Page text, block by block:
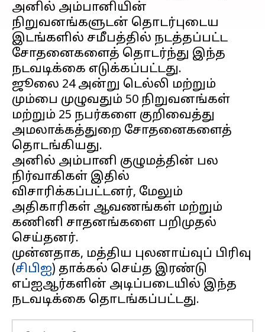
அனில் அம்பானியின்
நிறுவனங்களுடன் தொடர்புடைய
இடங்களில் சமீபத்தில் நடத்தப்பட்ட
சோதனைகளைத் தொடர்ந்து இந்த
நடவடிக்கை எடுக்கப்பட்டது.
ஜூலை 24 அன்று டெல்லி மற்றும்
மும்பை முழுவதும் 50 நிறுவனங்கள்
மற்றும் 25 நபர்களை குறிவைத்து
அமலாக்கத்துறை சோதனைகளைத்
தொடங்கியது.
அனில் அம்பானி குழுமத்தின் பல
நிர்வாகிகள் இதில்
விசாரிக்கப்பட்டனர், மேலும்
அதிகாரிகள் ஆவணங்கள் மற்றும்
கணினி சாதனங்களை பறிமுதல்
செய்தனர்.
முன்னதாக, மத்திய புலனாய்வுப் பிரிவு
(சிபிஐ) தாக்கல் செய்த இரண்டு
எப்ஐஆர்களின் அடிப்படையில் இந்த